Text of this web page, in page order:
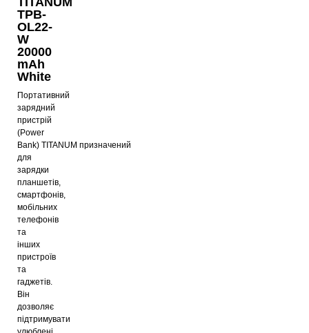
TPB-
OL22-
W
20000
mAh
White
Портативний
зарядний
пристрій
(Power
Bank) TITANUM призначений
для
зарядки
планшетів,
смартфонів,
мобільних
телефонів
та
інших
пристроїв
та
гаджетів.
Він
дозволяє
підтримувати